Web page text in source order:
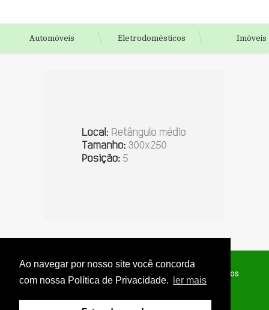
Ao navegar por nosso site você concorda
com nossa Política de Privacidade.
ler mais
Automóveis Eletrodomésticos Imóveis
© Copyright 2026 - Jornal do Interior - Todos os direitos
reservados